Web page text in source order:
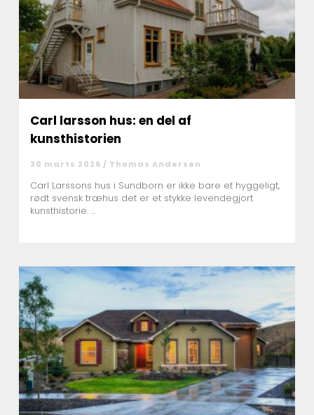
Carl larsson hus: en del af
kunsthistorien
30 marts 2026 / Thomas Andersen
Carl Larssons hus i Sundborn er ikke bare et hyggeligt,
rødt svensk træhus det er et stykke levendegjort
kunsthistorie. ...